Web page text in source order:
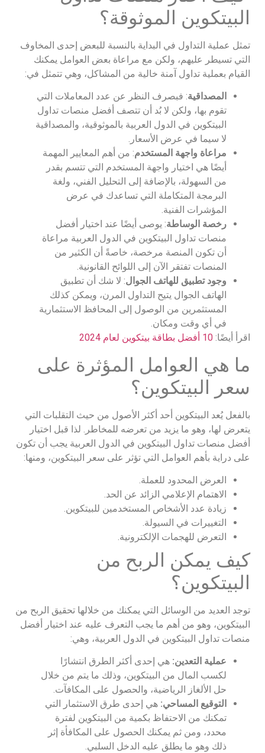
البيتكوين الموثوقة؟
تمثل عملية التداول في البداية بالنسبة للبعض إحدى المخاوف
التي تسيطر عليهم، ولكن مع مراعاة بعض العوامل يمكنك
القيام بعملية تداول آمنة خالية من المشاكل، وهي تتمثل في:
المصداقية: فبصرف النظر عن عدد المعاملات التي
تقوم بها، ولكن لا بُد أن تتصف أفضل منصات تداول
البيتكوين في الدول العربية بالموثوقية، والمصداقية
لا سيما في عرض الأسعار.
مراعاة واجهة المستخدم: من أهم المعايير المهمة
أيضًا هي اختيار واجهة المستخدم التي تتسم بقدر
من السهولة، بالإضافة إلى التحليل الفني، ولغة
البرمجة المتكاملة التي تساعدك في عرض
المؤشرات الفنية.
رخصة الوساطة: يوصى أيضًا عند اختيار أفضل
منصات تداول البيتكوين في الدول العربية مراعاة
أن تكون المنصة مرخصة، خاصةً أن الكثير من
المنصات تفتقر الآن إلى اللوائح القانونية.
وجود تطبيق للهاتف الجوال: لا شك أن تطبيق
الهاتف الجوال يتيح التداول المرن، ويمكن كذلك
المستثمرين من الوصول إلى المحافظ الاستثمارية
في أي وقت ومكان.
اقرأ أيضًا: 10 أفضل بطاقة بيتكوين لعام 2024
ما هي العوامل المؤثرة على
سعر البيتكوين؟
بالفعل يُعد البيتكوين أحد أكثر الأصول من حيث التقلبات التي
يتعرض لها، وهو ما يزيد من تعرضه للمخاطر. لذا قبل اختيار
أفضل منصات تداول البيتكوين في الدول العربية يجب أن تكون
على دراية بأهم العوامل التي تؤثر على سعر البيتكوين، ومنها:
العرض المحدود للعملة.
الاهتمام الإعلامي الزائد عن الحد.
زيادة عدد الأشخاص المستخدمين للبيتكوين.
التغييرات في السيولة.
التعرض للهجمات الإلكترونية.
كيف يمكن الربح من
البيتكوين؟
توجد العديد من الوسائل التي يمكنك من خلالها تحقيق الربح من
البيتكوين، وهو من أهم ما يجب التعرف عليه عند اختيار أفضل
منصات تداول البيتكوين في الدول العربية، وهي:
عملية التعدين: هي إحدى أكثر الطرق انتشارًا
لكسب المال من البيتكوين، وذلك ما يتم من خلال
حل الألغاز الرياضية، والحصول على المكافآت.
التوقيع المساحي: هي إحدى طرق الاستثمار التي
تمكنك من الاحتفاظ بكمية من البيتكوين لفترة
محدد، ومن ثم يمكنك الحصول على المكافأة إثر
ذلك وهو ما يطلق عليه الدخل السلبي.